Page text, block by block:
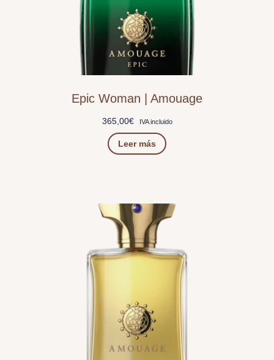
Epic Woman | Amouage
365,00€ IVA incluido
Leer más